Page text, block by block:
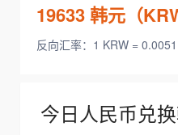
19633韩元（
反向汇率：1 KRW =
今日人民币兑换